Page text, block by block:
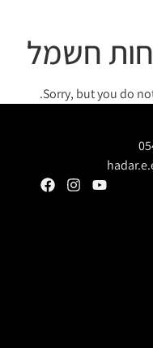
חשמל
Sorry, but you do